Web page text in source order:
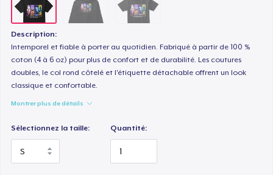
Description:
Intemporel et fiable à porter au quotidien. Fabriqué à partir de 100 %
coton (4 à 6 oz) pour plus de confort et de durabilité. Les coutures
doubles, le col rond côtelé et l'étiquette détachable offrent un look
classique et confortable.
Montrer plus de détails
Sélectionnez la taille: Quantité: